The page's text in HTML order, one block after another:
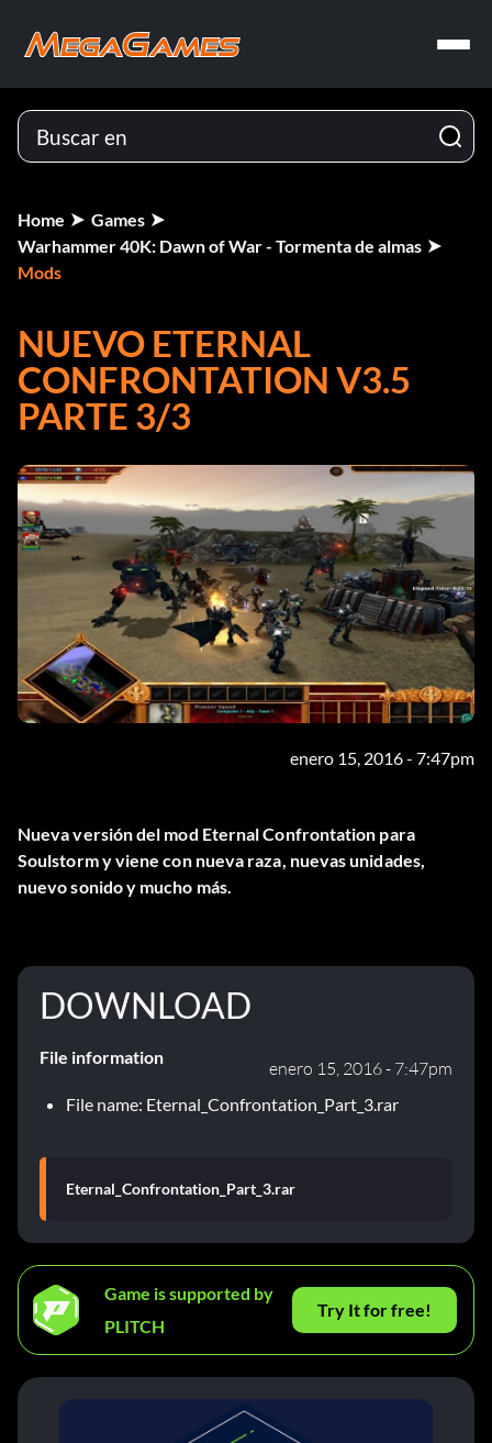
Home
Games
Warhammer 40K: Dawn of War - Tormenta de almas
Mods
NUEVO ETERNAL
CONFRONTATION V3.5
PARTE 3/3
enero 15, 2016 - 7:47pm
Nueva versión del mod Eternal Confrontation para
Soulstorm y viene con nueva raza, nuevas unidades,
nuevo sonido y mucho más.
DOWNLOAD
File information
enero 15, 2016 - 7:47pm
File name: Eternal_Confrontation_Part_3.rar
Eternal_Confrontation_Part_3.rar
Game is supported by
PLITCH
Try It for free!